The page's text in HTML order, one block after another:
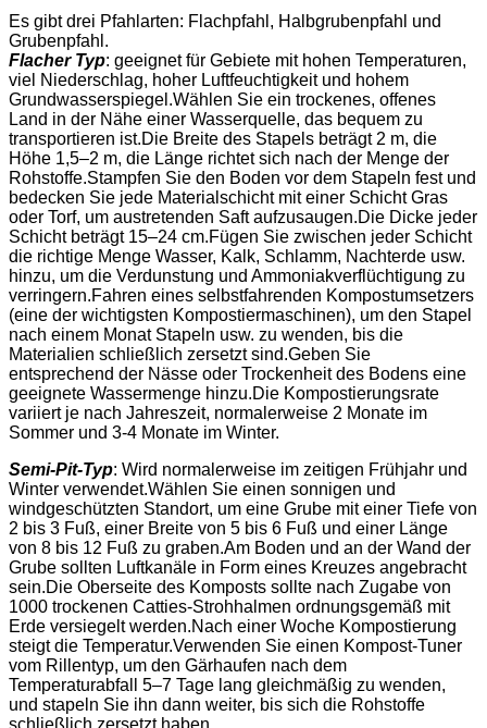
Es gibt drei Pfahlarten: Flachpfahl, Halbgrubenpfahl und
Grubenpfahl.
Flacher Typ: geeignet für Gebiete mit hohen Temperaturen,
viel Niederschlag, hoher Luftfeuchtigkeit und hohem
Grundwasserspiegel.Wählen Sie ein trockenes, offenes
Land in der Nähe einer Wasserquelle, das bequem zu
transportieren ist.Die Breite des Stapels beträgt 2 m, die
Höhe 1,5–2 m, die Länge richtet sich nach der Menge der
Rohstoffe.Stampfen Sie den Boden vor dem Stapeln fest und
bedecken Sie jede Materialschicht mit einer Schicht Gras
oder Torf, um austretenden Saft aufzusaugen.Die Dicke jeder
Schicht beträgt 15–24 cm.Fügen Sie zwischen jeder Schicht
die richtige Menge Wasser, Kalk, Schlamm, Nachterde usw.
hinzu, um die Verdunstung und Ammoniakverflüchtigung zu
verringern.Fahren eines selbstfahrenden Kompostumsetzers
(eine der wichtigsten Kompostiermaschinen), um den Stapel
nach einem Monat Stapeln usw. zu wenden, bis die
Materialien schließlich zersetzt sind.Geben Sie
entsprechend der Nässe oder Trockenheit des Bodens eine
geeignete Wassermenge hinzu.Die Kompostierungsrate
variiert je nach Jahreszeit, normalerweise 2 Monate im
Sommer und 3-4 Monate im Winter.
Semi-Pit-Typ: Wird normalerweise im zeitigen Frühjahr und
Winter verwendet.Wählen Sie einen sonnigen und
windgeschützten Standort, um eine Grube mit einer Tiefe von
2 bis 3 Fuß, einer Breite von 5 bis 6 Fuß und einer Länge
von 8 bis 12 Fuß zu graben.Am Boden und an der Wand der
Grube sollten Luftkanäle in Form eines Kreuzes angebracht
sein.Die Oberseite des Komposts sollte nach Zugabe von
1000 trockenen Catties-Strohhalmen ordnungsgemäß mit
Erde versiegelt werden.Nach einer Woche Kompostierung
steigt die Temperatur.Verwenden Sie einen Kompost-Tuner
vom Rillentyp, um den Gärhaufen nach dem
Temperaturabfall 5–7 Tage lang gleichmäßig zu wenden,
und stapeln Sie ihn dann weiter, bis sich die Rohstoffe